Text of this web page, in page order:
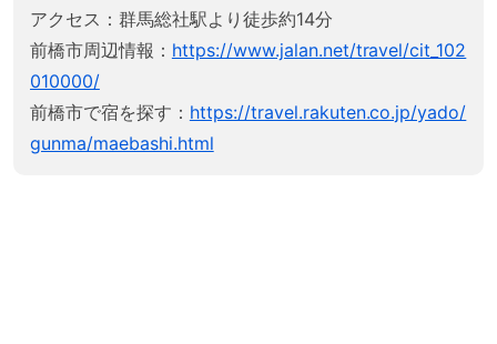
アクセス：群馬総社駅より徒歩約14分
前橋市周辺情報： https://www.jalan.net/travel/cit_102
010000/
前橋市で宿を探す： https://travel.rakuten.co.jp/yado/
gunma/maebashi.html